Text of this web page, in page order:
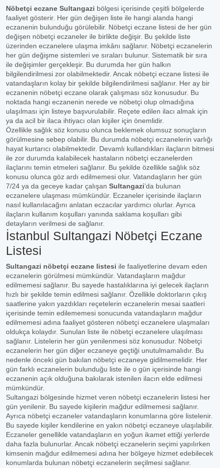
Nöbetçi eczane Sultangazi bölgesi içerisinde çeşitli bölgelerde
faaliyet gösterir. Her gün değişen liste ile hangi alanda hangi
eczanenin bulunduğu görülebilir. Nöbetçi eczane listesi de her gün
değişen nöbetçi eczaneler ile birlikte değişir. Bu şekilde liste
üzerinden eczanelere ulaşma imkânı sağlanır. Nöbetçi eczanelerin
her gün değişme sistemleri ve sıraları bulunur. Sistematik bir sıra
ile değişimler gerçekleşir. Bu durumda her gün halkın
bilgilendirilmesi zor olabilmektedir. Ancak nöbetçi eczane listesi ile
vatandaşların kolay bir şekilde bilgilendirilmesi sağlanır. Her ay bir
eczanenin nöbetçi eczane olarak çalışması söz konusudur. Bu
noktada hangi eczanenin nerede ve nöbetçi olup olmadığına
ulaşılması için listeye başvurulabilir. Reçete edilen ilacı almak için
ya da acil bir ilaca ihtiyacı olan kişiler için önemlidir.
Özellikle sağlık söz konusu olunca beklemek olumsuz sonuçların
görülmesine sebep olabilir. Bu durumda nöbetçi eczanelerin varlığı
hayat kurtarıcı olabilmektedir. Devamlı kullandıkları ilaçların bitmesi
ile zor durumda kalabilecek hastaların nöbetçi eczanelerden
ilaçlarını temin etmeleri sağlanır. Bu şekilde özellikle sağlık söz
konusu olunca göz ardı edilmemesi olur. Vatandaşların her gün
7/24 ya da geceye kadar çalışan Sultangazi’da bulunan
eczanelere ulaşması mümkündür. Eczaneler içerisinde ilaçların
nasıl kullanılacağını anlatan eczacılar yardımcı olurlar. Ayrıca
ilaçların kullanım koşulları yanında saklama koşulları gibi
detayların verilmesi de sağlanır.
İstanbul Sultangazi Nöbetçi Eczane
Listesi
Sultangazi nöbetçi eczane listesi ile faaliyetlerine devam eden
eczanelerin görülmesi mümkündür. Vatandaşların mağdur
edilmemesi sağlanır. Bu sayede hastalıklarına iyi gelecek ilaçların
hızlı bir şekilde temin edilmesi sağlanır. Özellikle doktorların çıkış
saatlerine yakın yazdıkları reçetelerin eczanelerin mesai saatleri
içerisinde temin edilememesi sonucunda vatandaşların mağdur
edilmemesi adına faaliyet gösteren nöbetçi eczanelere ulaşmaları
oldukça kolaydır. Sunulan liste ile nöbetçi eczanelere ulaşılması
sağlanır. Listelerin her gün yenilenmesi söz konusudur. Nöbetçi
eczanelerin her gün diğer eczaneye geçtiği unutulmamalıdır. Bu
nedenle önceki gün bakılan nöbetçi eczaneye gidilmemelidir. Her
gün farklı eczanelerin bulunduğu liste ile o gün içerisinde hangi
eczanenin açık olduğuna bakılarak istenilen ilacın elde edilmesi
mümkündür.
Sultangazi bölgesinde hizmet veren nöbetçi eczanelerin listesi her
gün yenilenir. Bu sayede kişilerin mağdur edilmemesi sağlanır.
Ayrıca nöbetçi eczaneler vatandaşların konumlarına göre listelenir.
Bu sayede kişiler kendilerine en yakın nöbetçi eczaneye ulaşılabilir.
Eczaneler genellikle vatandaşların en yoğun ikamet ettiği yerlerde
daha fazla bulunurlar. Ancak nöbetçi eczanelerin seçimi yapılırken
kimsenin mağdur edilmemesi adına her bölgeye hizmet edebilecek
konumlarda bulunan nöbetçi eczanelerin seçilmesi sağlanır.